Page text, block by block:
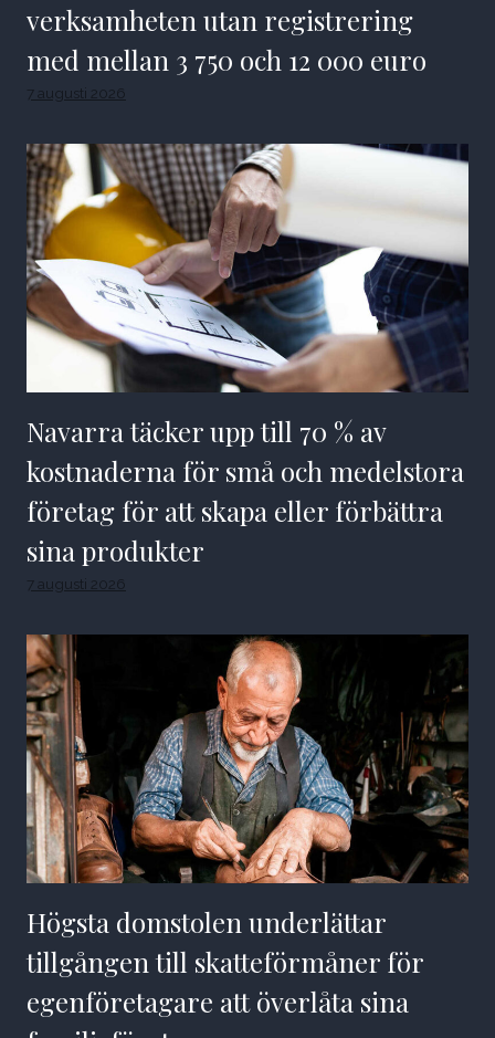
verksamheten utan registrering
med mellan 3 750 och 12 000 euro
7 augusti 2026
Navarra täcker upp till 70 % av
kostnaderna för små och medelstora
företag för att skapa eller förbättra
sina produkter
7 augusti 2026
Högsta domstolen underlättar
tillgången till skatteförmåner för
egenföretagare att överlåta sina